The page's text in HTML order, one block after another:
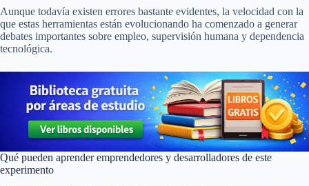
Aunque todavía existen errores bastante evidentes, la velocidad con la
que estas herramientas están evolucionando ha comenzado a generar
debates importantes sobre empleo, supervisión humana y dependencia
tecnológica.
Qué pueden aprender emprendedores y desarrolladores de este
experimento